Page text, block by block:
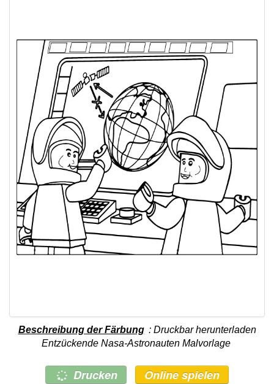
Beschreibung der Färbung : Druckbar herunterladen
Entzückende Nasa-Astronauten Malvorlage
Drucken Online spielen